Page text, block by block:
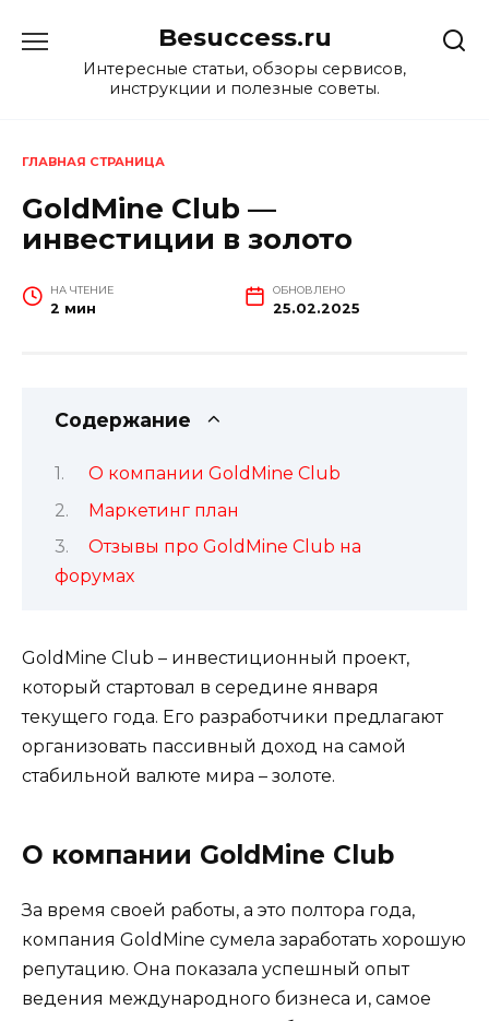
содержанию
Besuccess.ru
Интересные статьи, обзоры сервисов,
инструкции и полезные советы.
ГЛАВНАЯ СТРАНИЦА
GoldMine Club —
инвестиции в золото
НА ЧТЕНИЕ
2 мин
ОБНОВЛЕНО
25.02.2025
Содержание
О компании GoldMine Club
Маркетинг план
Отзывы про GoldMine Club на
форумах
GoldMine Club – инвестиционный проект,
который стартовал в середине января
текущего года. Его разработчики предлагают
организовать пассивный доход на самой
стабильной валюте мира – золоте.
О компании GoldMine Club
За время своей работы, а это полтора года,
компания GoldMine сумела заработать хорошую
репутацию. Она показала успешный опыт
ведения международного бизнеса и, самое